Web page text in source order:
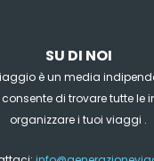
SU DI NOI
è un media
di trovare tutte le
organizzare i tuoi viaggi .